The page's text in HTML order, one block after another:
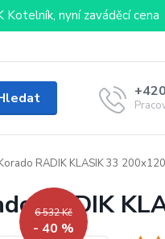
Kotelník, nyní zaváděcí cena
RADIK KLASIK 33
RADIK
6 532 Kč
- 40 %